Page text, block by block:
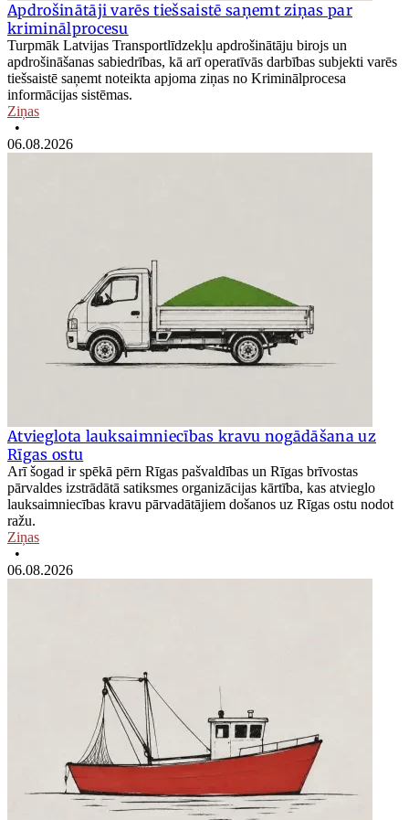
Apdrošinātāji varēs tiešsaistē saņemt ziņas par
kriminālprocesu
Turpmāk Latvijas Transportlīdzekļu apdrošinātāju birojs un
apdrošināšanas sabiedrības, kā arī operatīvās darbības subjekti varēs
tiešsaistē saņemt noteikta apjoma ziņas no Kriminālprocesa
informācijas sistēmas.
Ziņas
•
06.08.2026
Atvieglota lauksaimniecības kravu nogādāšana uz
Rīgas ostu
Arī šogad ir spēkā pērn Rīgas pašvaldības un Rīgas brīvostas
pārvaldes izstrādātā satiksmes organizācijas kārtība, kas atvieglo
lauksaimniecības kravu pārvadātājiem došanos uz Rīgas ostu nodot
ražu.
Ziņas
•
06.08.2026